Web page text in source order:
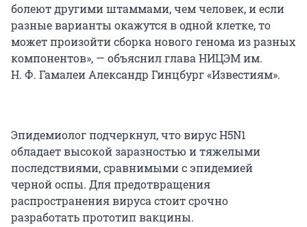
болеют другими штаммами, чем человек, и если
разные варианты окажутся в одной клетке, то
может произойти сборка нового генома из разных
компонентов», — объяснил глава НИЦЭМ им.
Н. Ф. Гамалеи Александр Гинцбург «Известиям».
Эпидемиолог подчеркнул, что вирус H5N1
обладает высокой заразностью и тяжелыми
последствиями, сравнимыми с эпидемией
черной оспы. Для предотвращения
распространения вируса стоит срочно
разработать прототип вакцины.